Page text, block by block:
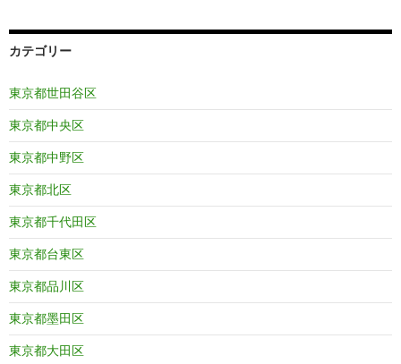
カテゴリー
東京都世田谷区
東京都中央区
東京都中野区
東京都北区
東京都千代田区
東京都台東区
東京都品川区
東京都墨田区
東京都大田区